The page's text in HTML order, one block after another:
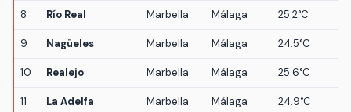
8 Río Real Marbella Málaga 25.2°C
9 Nagüeles Marbella Málaga 24.5°C
10 Realejo Marbella Málaga 25.6°C
11 La Adelfa Marbella Málaga 24.9°C